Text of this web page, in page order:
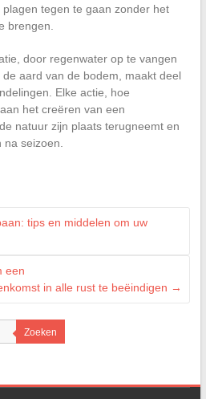
tegen te gaan zonder het
brengen.
door regenwater op te vangen
aard van de bodem, maakt deel
Elke actie, hoe
het creëren van een
natuur zijn plaats terugneemt en
seizoen.
tips en middelen om uw
een
in alle rust te beëindigen →
Zoeken